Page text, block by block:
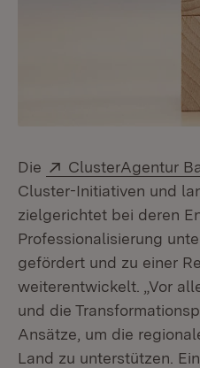
Die Extern:
ClusterAgentur
Cluster-Initiativen und
zielgerichtet bei deren
Professionalisierung
gefördert und zu einer
weiterentwickelt. „Vor
und die
Ansätze, um die
Land zu unterstützen.